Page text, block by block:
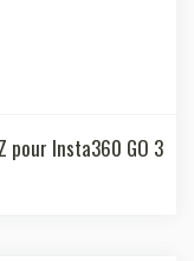
pour Insta360 GO 3